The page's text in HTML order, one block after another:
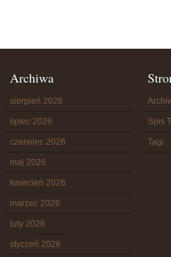
Archiwa
sierpień 2026
lipiec 2026
czerwiec 2026
maj 2026
kwiecień 2026
marzec 2026
luty 2026
styczeń 2026
Spis
Tagi